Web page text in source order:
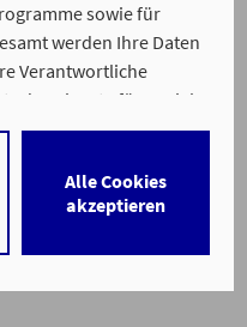
sowie für
werden Ihre Daten
Verantwortliche
der Dienste für Social
Werbung
jeweiligen Anbieter
mit Daten von anderen
von Ihnen
Alle Cookies
akzeptieren